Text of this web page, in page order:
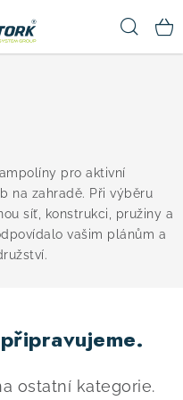
pro aktivní
na zahradě. Při výběru
síť, konstrukci, pružiny a
vašim plánům a
ostatní kategorie.